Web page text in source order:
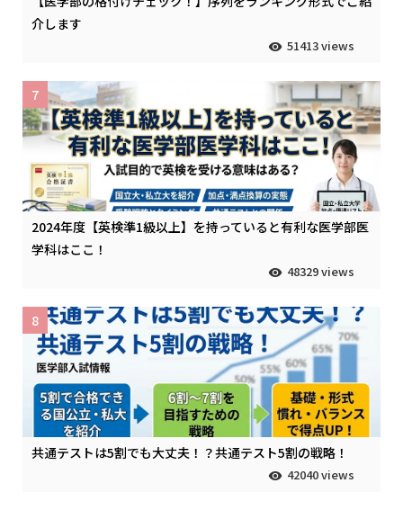
介します
51413 views
2024年度【英検準1級以上】を持っていると有利な医学部医
学科はここ！
48329 views
7
共通テストは5割でも大丈夫！？共通テスト5割の戦略！
42040 views
8